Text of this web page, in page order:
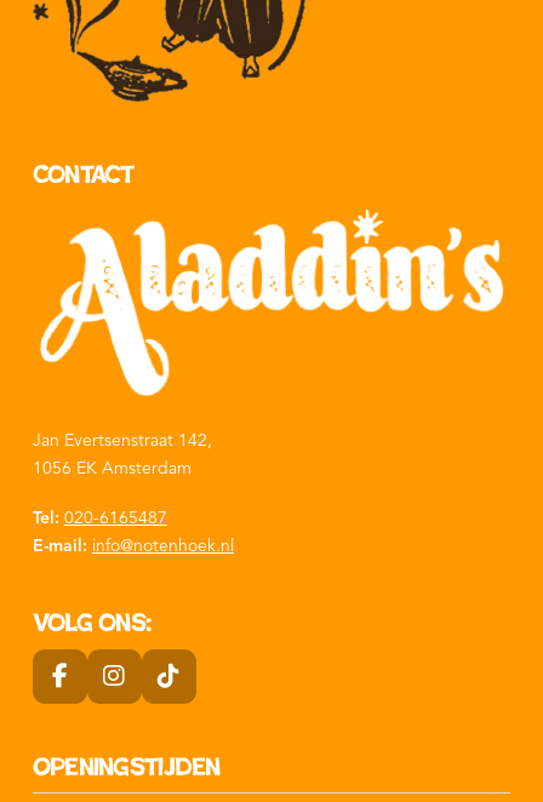
Contact
Jan Evertsenstraat 142,
1056 EK Amsterdam
Tel: 020-6165487
E-mail: info@notenhoek.nl
Volg ons:
Openingstijden